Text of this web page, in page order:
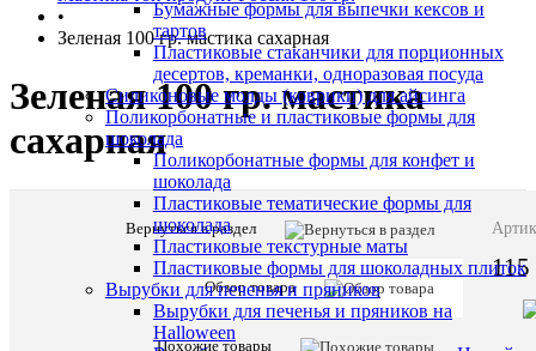
Бумажные формы для выпечки кексов и
тартов
Пластиковые стаканчики для порционных
десертов, креманки, одноразовая посуда
Силиконовые молды (коврики) для айсинга
Поликорбонатные и пластиковые формы для
шоколада
Поликорбонатные формы для конфет и
шоколада
Пластиковые тематические формы для
шоколада
Пластиковые текстурные маты
Пластиковые формы для шоколадных плиток
Вырубки для печенья и пряников
Вырубки для печенья и пряников на
Halloween
•
Зеленая 100 гр. мастика сахарная
Зеленая 100 гр. мастика
сахарная
Вернуться в раздел
Обзор товара
Похожие товары
115